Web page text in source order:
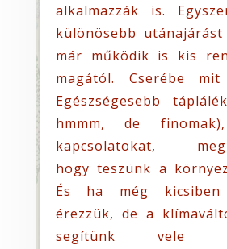
alkalmazzák is.
különösebb
már működik is kis
magától. Cserébe mit
Egészségesebb
hmmm, de
kapcsolatokat,
hogy teszünk a
És ha még
érezzük, de a
segítünk